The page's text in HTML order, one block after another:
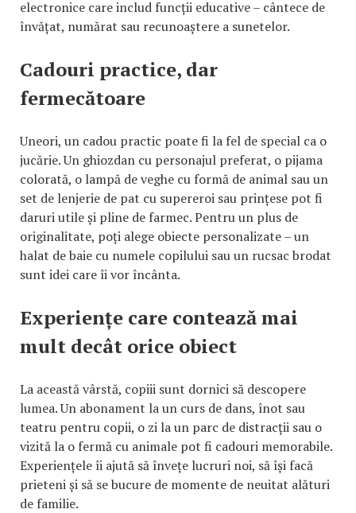
electronice care includ funcții educative – cântece de
învățat, numărat sau recunoaștere a sunetelor.
Cadouri practice, dar
fermecătoare
Uneori, un cadou practic poate fi la fel de special ca o
jucărie. Un ghiozdan cu personajul preferat, o pijama
colorată, o lampă de veghe cu formă de animal sau un
set de lenjerie de pat cu supereroi sau prințese pot fi
daruri utile și pline de farmec. Pentru un plus de
originalitate, poți alege obiecte personalizate – un
halat de baie cu numele copilului sau un rucsac brodat
sunt idei care îi vor încânta.
Experiențe care contează mai
mult decât orice obiect
La această vârstă, copiii sunt dornici să descopere
lumea. Un abonament la un curs de dans, înot sau
teatru pentru copii, o zi la un parc de distracții sau o
vizită la o fermă cu animale pot fi cadouri memorabile.
Experiențele îi ajută să învețe lucruri noi, să își facă
prieteni și să se bucure de momente de neuitat alături
de familie.